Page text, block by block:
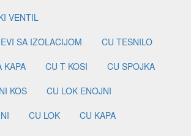
VENTIL
SA IZOLACIJOM
CU TESNILO
KAPA
CU T KOSI
CU SPOJKA
KOS
CU LOK ENOJNI
CU LOK
CU KAPA